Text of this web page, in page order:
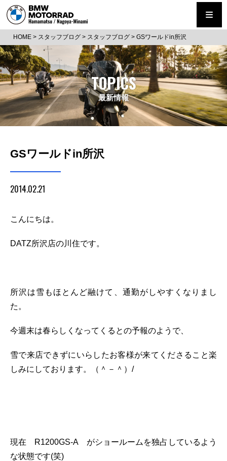
HOME > スタッフブログ > スタッフブログ > GSワールドin所沢
TOPICS
最新情報
GSワールドin所沢
2014.02.21
こんにちは。
DATZ所沢店の川住です。
所沢は雪もほとんど融けて、通勤がしやすくなりまし
た。
今週末は春らしくなってくるとの予報のようで、
雪で来店できずにいらしたお客様が来てくださること楽
しみにしております。（＾－＾）/
現在 R1200GS-A がショールームを独占しているよう
な状態です(笑)